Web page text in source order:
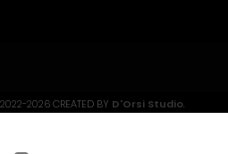
2022-2026 CREATED BY D'Orsi Studio.